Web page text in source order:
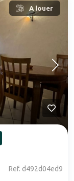
A louer
Ref. d492d04ed9